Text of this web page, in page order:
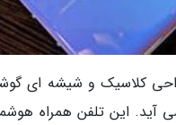
پی 30 پرو به حساب نمی آید. این